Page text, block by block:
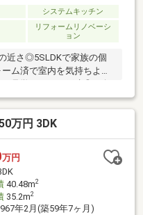
システムキッチン
リフォームリノベーシ
ョン
近さ◎5SLDKで家族の個
ム済で室内を気持ちよく
♪現地内覧予約受付中です
る』ボタンから事前にご予
ンよりお進みくださ
通話料無料】 ♪ご案内時
学（30分～） □資金計画
談（15分～）
万円 3DK
万円
40.48m2
35.2m2
年2月(築59年7ヶ月)